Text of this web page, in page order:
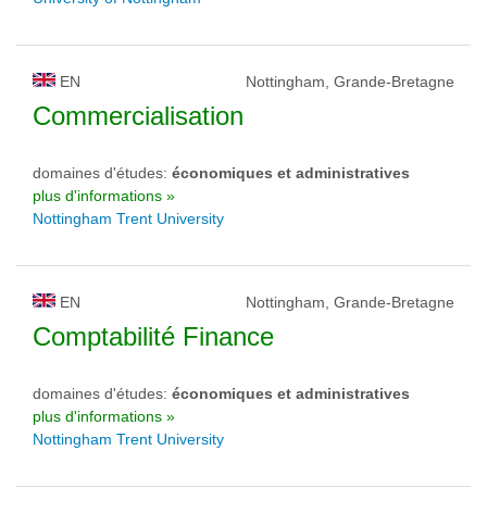
EN Nottingham, Grande-Bretagne
Commercialisation
domaines d'études: économiques et administratives
plus d'informations »
Nottingham Trent University
EN Nottingham, Grande-Bretagne
Comptabilité Finance
domaines d'études: économiques et administratives
plus d'informations »
Nottingham Trent University